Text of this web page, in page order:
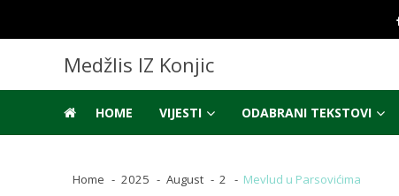
navigation
content
Medžlis IZ Konjic
HOME VIJESTI ODABRANI TEKSTOVI
Home 2025 August 2 Mevlud u Parsovićima